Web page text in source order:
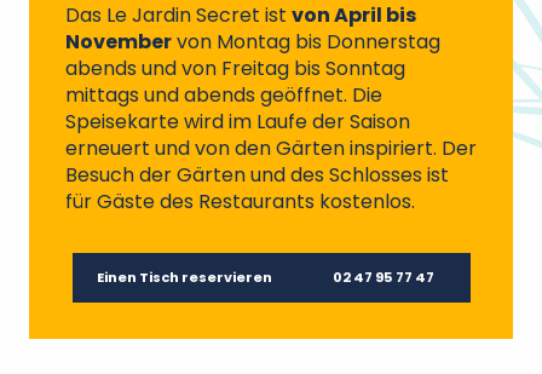
Das Le Jardin Secret ist von April bis
Novembervon Montag bis Donnerstag
abends und von Freitag bis Sonntag
mittags und abends geöffnet. Die
Speisekarte wird im Laufe der Saison
erneuert und von den Gärten inspiriert. Der
Besuch der Gärten und des Schlosses ist
für Gäste des Restaurants kostenlos.
Einen Tisch reservieren 02 47 95 77 47